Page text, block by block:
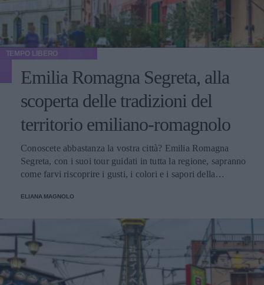
TEMPO LIBERO
Emilia Romagna Segreta, alla
scoperta delle tradizioni del
territorio emiliano-romagnolo
Conoscete abbastanza la vostra città? Emilia Romagna
Segreta, con i suoi tour guidati in tutta la regione, sapranno
come farvi riscoprire i gusti, i colori e i sapori della
ELIANA MAGNOLO